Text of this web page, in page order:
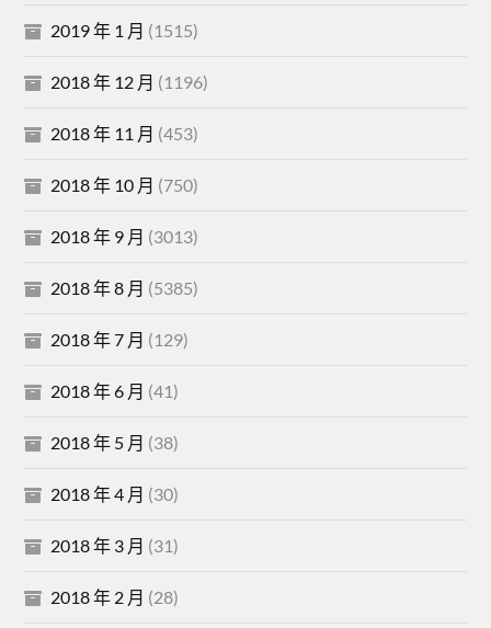
2019 年 1 月 (1515)
2018 年 12 月 (1196)
2018 年 11 月 (453)
2018 年 10 月 (750)
2018 年 9 月 (3013)
2018 年 8 月 (5385)
2018 年 7 月 (129)
2018 年 6 月 (41)
2018 年 5 月 (38)
2018 年 4 月 (30)
2018 年 3 月 (31)
2018 年 2 月 (28)